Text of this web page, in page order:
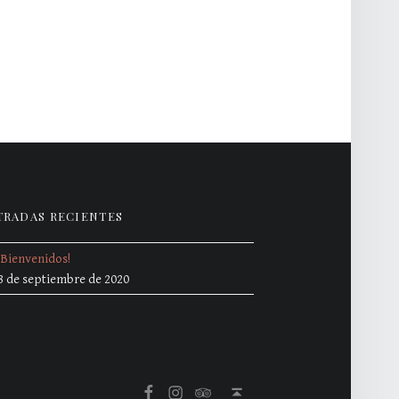
RECIENTES
de septiembre de 2020
Bon Vi en Facebook
Bon Vi en Instagram
Bon Vi en TripAdvisor